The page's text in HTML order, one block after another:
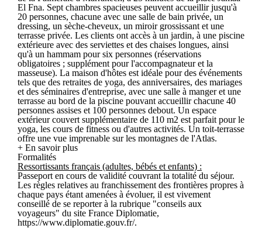
El Fna. Sept chambres spacieuses peuvent accueillir jusqu'à
20 personnes, chacune avec une salle de bain privée, un
dressing, un sèche-cheveux, un miroir grossissant et une
terrasse privée. Les clients ont accès à un jardin, à une piscine
extérieure avec des serviettes et des chaises longues, ainsi
qu'à un hammam pour six personnes (réservations
obligatoires ; supplément pour l'accompagnateur et la
masseuse). La maison d'hôtes est idéale pour des événements
tels que des retraites de yoga, des anniversaires, des mariages
et des séminaires d'entreprise, avec une salle à manger et une
terrasse au bord de la piscine pouvant accueillir chacune 40
personnes assises et 100 personnes debout. Un espace
extérieur couvert supplémentaire de 110 m2 est parfait pour le
yoga, les cours de fitness ou d'autres activités. Un toit-terrasse
offre une vue imprenable sur les montagnes de l'Atlas.
+ En savoir plus
Formalités
Ressortissants français (adultes, bébés et enfants) :
Passeport en cours de validité couvrant la totalité du séjour.
Les règles relatives au franchissement des frontières propres à
chaque pays étant amenées à évoluer, il est vivement
conseillé de se reporter à la rubrique "conseils aux
voyageurs" du site France Diplomatie,
https://www.diplomatie.gouv.fr/.